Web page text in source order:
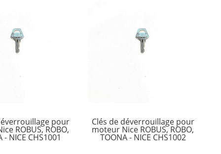
pour
ROBUS, ROBO,
- NICE CHS1001
Clés de déverrouillage pour
moteur Nice ROBUS, ROBO,
TOONA - NICE CHS1002